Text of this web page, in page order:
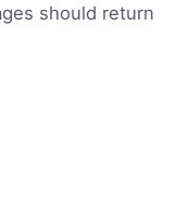
should return